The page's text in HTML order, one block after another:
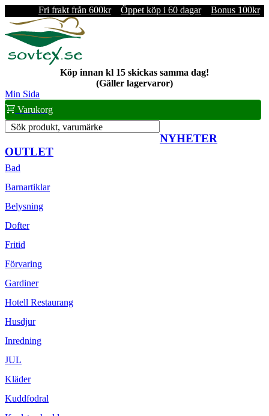
Fri frakt från 600kr Öppet köp i 60 dagar Bonus 100kr
Köp innan kl 15 skickas samma dag!
(Gäller lagervaror)
Min Sida
Varukorg
Sök produkt, varumärke
NYHETER
OUTLET
Bad
Barnartiklar
Belysning
Dofter
Fritid
Förvaring
Gardiner
Hotell Restaurang
Husdjur
Inredning
JUL
Kläder
Kuddfodral